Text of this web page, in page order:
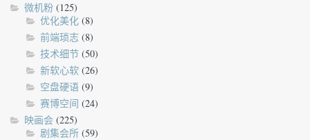
微机粉 (125)
优化美化 (8)
前端琐志 (8)
技术细节 (50)
新软心软 (26)
空盘硬语 (9)
赛博空间 (24)
映画会 (225)
剧集会所 (59)